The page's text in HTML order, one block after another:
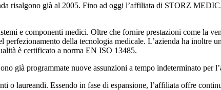
risalgono già al 2005. Fino ad oggi l’affiliata di STORZ
e componenti medici. Oltre che fornire prestazioni come la
della tecnologia medicale. L’azienda ha inoltre
è certificato a norma EN ISO 13485.
già programmate nuove assunzioni a tempo indeterminato per
o laureandi. Essendo in fase di espansione, l’affiliata offre